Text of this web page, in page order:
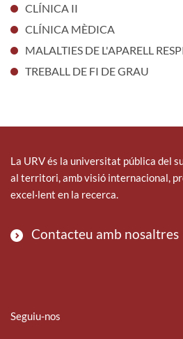
CLÍNICA II
CLÍNICA MÈDICA
MALALTIES DE L'APARELL
TREBALL DE FI DE GRAU
La URV és la universitat pública del
al territori, amb visió internacional,
excel·lent en la recerca.
Contacteu amb nosaltres
Seguiu-nos